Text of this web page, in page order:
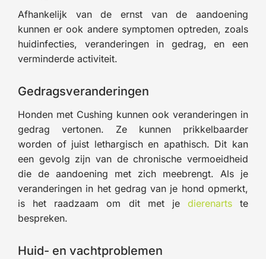
Afhankelijk van de ernst van de aandoening
kunnen er ook andere symptomen optreden, zoals
huidinfecties, veranderingen in gedrag, en een
verminderde activiteit.
Gedragsveranderingen
Honden met Cushing kunnen ook veranderingen in
gedrag vertonen. Ze kunnen prikkelbaarder
worden of juist lethargisch en apathisch. Dit kan
een gevolg zijn van de chronische vermoeidheid
die de aandoening met zich meebrengt. Als je
veranderingen in het gedrag van je hond opmerkt,
is het raadzaam om dit met je dierenartste
bespreken.
Huid- en vachtproblemen